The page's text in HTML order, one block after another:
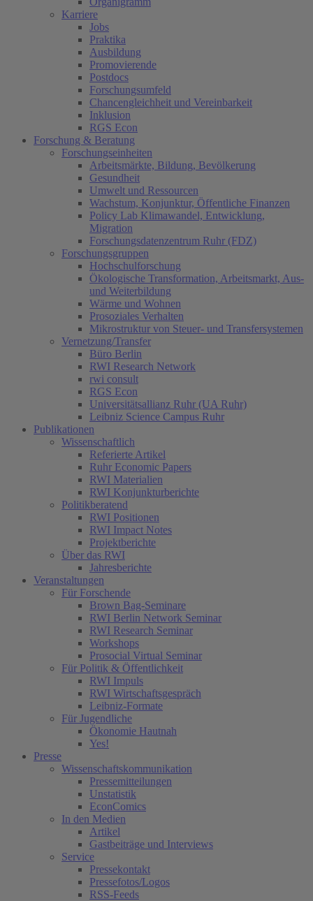
Karriere
Jobs
Praktika
Ausbildung
Promovierende
Postdocs
Forschungsumfeld
Chancengleichheit und Vereinbarkeit
Inklusion
RGS Econ
Forschung & Beratung
Forschungseinheiten
Arbeitsmärkte, Bildung, Bevölkerung
Gesundheit
Umwelt und Ressourcen
Wachstum, Konjunktur, Öffentliche Finanzen
Policy Lab Klimawandel, Entwicklung,
Migration
Forschungsdatenzentrum Ruhr (FDZ)
Forschungsgruppen
Hochschulforschung
Ökologische Transformation, Arbeitsmarkt, Aus-
und Weiterbildung
Wärme und Wohnen
Prosoziales Verhalten
Mikrostruktur von Steuer- und Transfersystemen
Vernetzung/Transfer
Büro Berlin
RWI Research Network
rwi consult
RGS Econ
Universitätsallianz Ruhr (UA Ruhr)
Leibniz Science Campus Ruhr
Publikationen
Wissenschaftlich
Referierte Artikel
Ruhr Economic Papers
RWI Materialien
RWI Konjunkturberichte
Politikberatend
RWI Positionen
RWI Impact Notes
Projektberichte
Über das RWI
Jahresberichte
Veranstaltungen
Für Forschende
Brown Bag-Seminare
RWI Berlin Network Seminar
RWI Research Seminar
Workshops
Prosocial Virtual Seminar
Für Politik & Öffentlichkeit
RWI Impuls
RWI Wirtschaftsgespräch
Leibniz-Formate
Für Jugendliche
Ökonomie Hautnah
Yes!
Presse
Wissenschaftskommunikation
Pressemitteilungen
Unstatistik
EconComics
In den Medien
Artikel
Gastbeiträge und Interviews
Service
Pressekontakt
Pressefotos/Logos
RSS-Feeds